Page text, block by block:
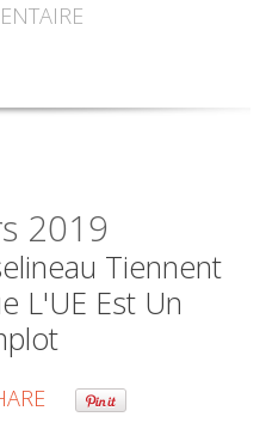
2019
Tiennent
L'UE Est Un